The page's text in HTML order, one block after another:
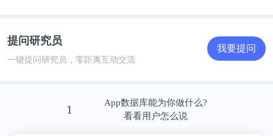
2018年-2020年，短短三年时间少儿编程赛道发生投
融资事件过百起，其中，2018年38起，2019年50起，
融资事件数量达到2016年以来的历史最低点，仅有
提问研究员
一键提问研究员，零距离互动交流
我要提问
1
App数据库能为你做什么?
看看用户怎么说